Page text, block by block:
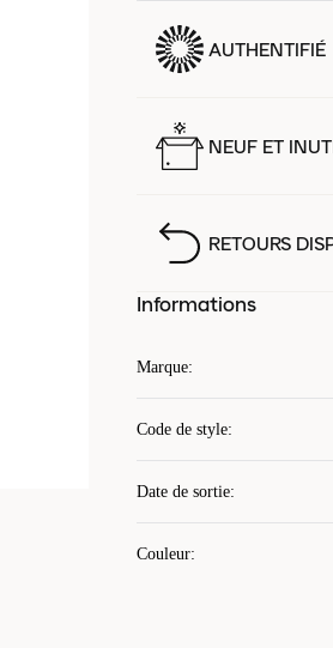
AUTHENTIFIÉ
NEUF ET
RETOURS
Informations
Marque:
Code de style:
Date de sortie:
Couleur: